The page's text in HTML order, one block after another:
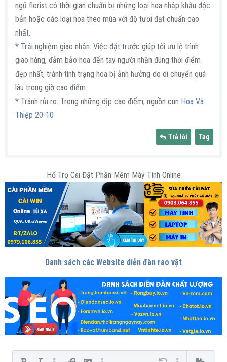
ngũ florist có thời gian chuẩn bị những loại hoa nhập khẩu độc
bản hoặc các loại hoa theo mùa với độ tươi đạt chuẩn cao
nhất.
* Trải nghiệm giao nhận: Việc đặt trước giúp tối ưu lộ trình
giao hàng, đảm bảo hoa đến tay người nhận đúng thời điểm
đẹp nhất, tránh tình trạng hoa bị ảnh hưởng do di chuyển quá
lâu trong giờ cao điểm.
* Tránh rủi ro: Trong những dịp cao điểm, nguồn cun Hoa Và
Thiệp 20-10
Trả lời Tag
Hổ Trợ Cài Đặt Phần Mềm Máy Tính Online
Danh sách các Website diễn đàn rao vặt